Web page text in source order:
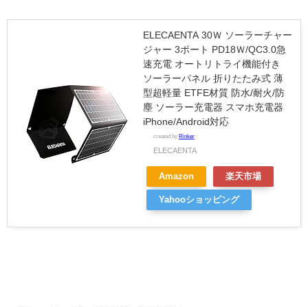
ELECAENTA 30Ｗ ソーラーチャー
ジャー 3ポート PD18Ｗ/QC3.0急
速充電 オートリトライ機能付き
ソーラーパネル 折りたたみ式 薄
型超軽量 ETFE材質 防水/耐火/防
塵 ソーラー充電器 スマホ充電器
iPhone/Android対応
created by Rinker
ELECAENTA
Amazon 楽天市場
Yahooショッピング